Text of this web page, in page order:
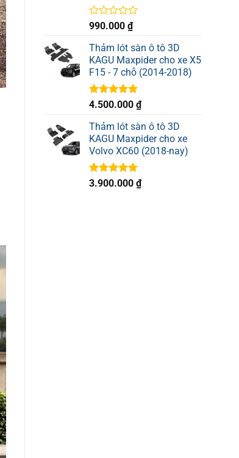
Được
hạng
0
5
sao
990.000 ₫
Thảm lót sàn ô tô 3D
KAGU Maxpider cho xe X5
F15 - 7 chỗ (2014-2018)
Được xếp
5 sao
4.500.000 ₫
Thảm lót sàn ô tô 3D
KAGU Maxpider cho xe
Volvo XC60 (2018-nay)
Được xếp
3.900.000 ₫